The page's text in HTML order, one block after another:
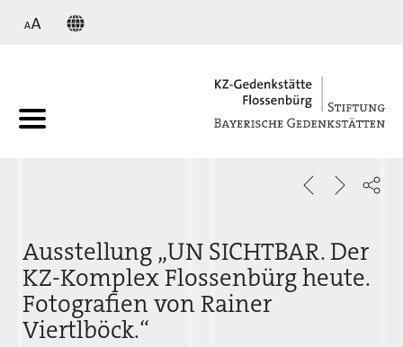
Ausstellung „UN SICHTBAR. Der
KZ-Komplex Flossenbürg heute.
Fotografien von Rainer
Viertlböck.“